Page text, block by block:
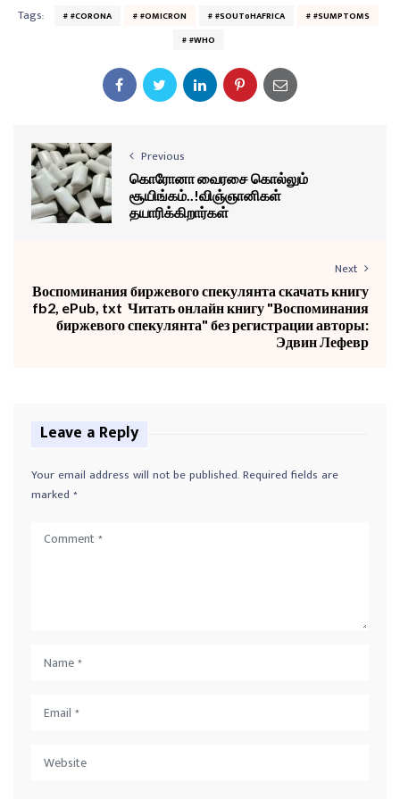
Tags: #CORONA #OMICRON #SOUT0HAFRICA
#SUMPTOMS
#WHO
Previous
கொரோனா வைரசை கொல்லும்
சூயிங்கம்..!விஞ்ஞானிகள்
தயாரிக்கிறார்கள்
Next
Воспоминания биржевого спекулянта скачать книгу
fb2, ePub, txt ️ Читать онлайн книгу "Воспоминания
биржевого спекулянта" без регистрации авторы:
Эдвин Лефевр
Leave a Reply
Your email address will not be published.Required fields are
marked *